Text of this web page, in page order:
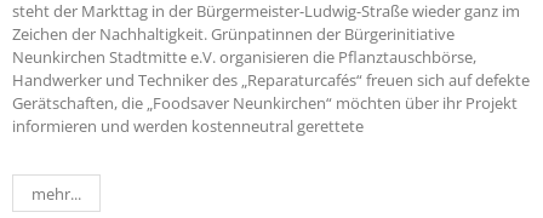
steht der Markttag in der Bürgermeister-Ludwig-Straße wieder ganz im
Zeichen der Nachhaltigkeit. Grünpatinnen der Bürgerinitiative
Neunkirchen Stadtmitte e.V. organisieren die Pflanztauschbörse,
Handwerker und Techniker des „Reparaturcafés“ freuen sich auf defekte
Gerätschaften, die „Foodsaver Neunkirchen“ möchten über ihr Projekt
informieren und werden kostenneutral gerettete
mehr...